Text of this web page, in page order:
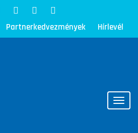
Partnerkedvezmények Hírlevél